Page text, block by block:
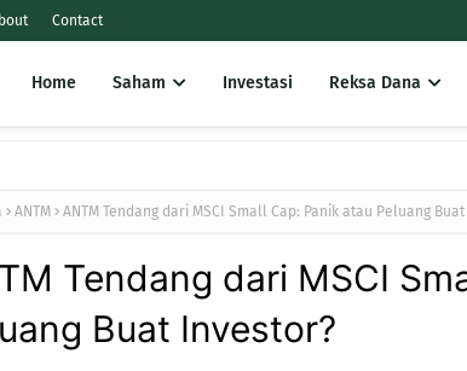
Contact
Home Saham Investasi Reksa Dana
ANTM ANTM Tendang dari MSCI Small Cap: Panik atau Peluang
Tendang dari MSCI
Buat Investor?